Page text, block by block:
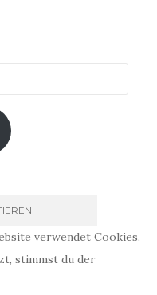
verwendet Cookies.
stimmst du der